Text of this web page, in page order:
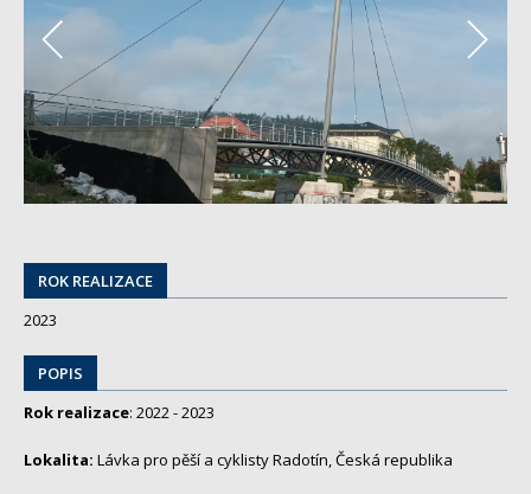
ROK REALIZACE
2023
POPIS
Rok realizace: 2022 - 2023
Lokalita: Lávka pro pěší a cyklisty Radotín, Česká republika